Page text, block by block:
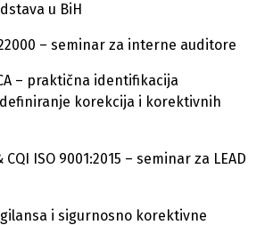
u BiH
22000 – seminar za interne auditore
– praktična identifikacija
korekcija i korektivnih
CQI ISO 9001:2015 – seminar za LEAD
i sigurnosno korektivne